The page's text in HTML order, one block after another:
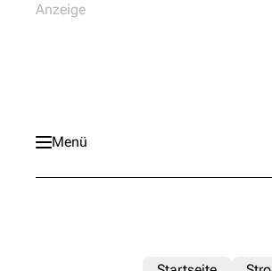
Menü